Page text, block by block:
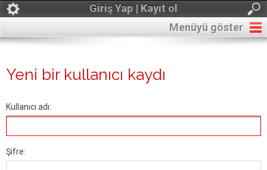
Giriş Yap | Kayıt ol
Menüyü göster
Yeni bir kullanıcı kaydı
Kullanıcı adı:
Şifre: